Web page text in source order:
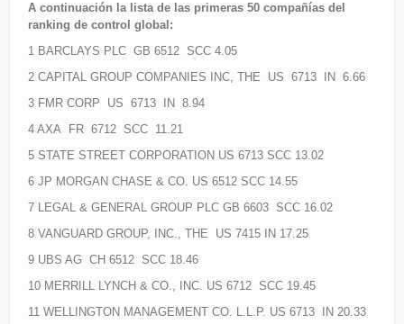
A continuación la lista de las primeras 50 compañías del
ranking de control global:
1 BARCLAYS PLC GB 6512 SCC 4.05
2 CAPITAL GROUP COMPANIES INC, THE US 6713 IN 6.66
3 FMR CORP US 6713 IN 8.94
4 AXA FR 6712 SCC 11.21
5 STATE STREET CORPORATION US 6713 SCC 13.02
6 JP MORGAN CHASE & CO. US 6512 SCC 14.55
7 LEGAL & GENERAL GROUP PLC GB 6603 SCC 16.02
8 VANGUARD GROUP, INC., THE US 7415 IN 17.25
9 UBS AG CH 6512 SCC 18.46
10 MERRILL LYNCH & CO., INC. US 6712 SCC 19.45
11 WELLINGTON MANAGEMENT CO. L.L.P. US 6713 IN 20.33